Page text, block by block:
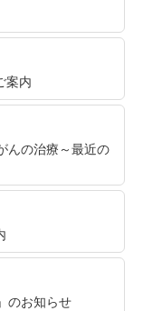
案内
んの治療～最近の
のお知らせ